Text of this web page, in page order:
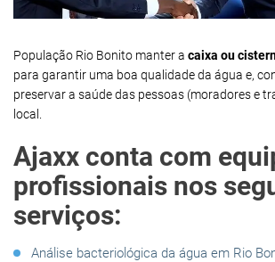
População Rio Bonito manter a caixa ou
para garantir uma boa qualidade da água e,
preservar a saúde das pessoas (moradores e
local.
Ajaxx conta com
profissionais nos
serviços:
Análise bacteriológica da água em Rio